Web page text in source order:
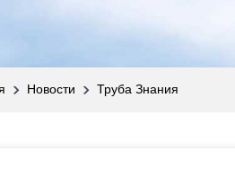
Новости Труба Знания